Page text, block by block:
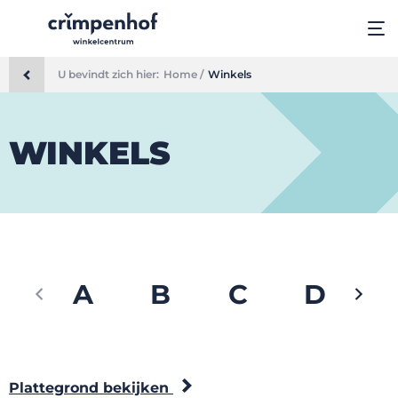
U bevindt zich hier: Home / Winkels
WINKELS
A B C D
Plattegrond bekijken